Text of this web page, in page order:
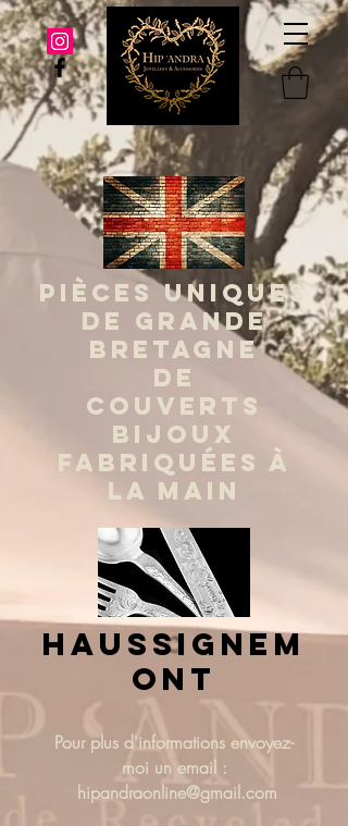
PIÈCES UNIQUES
DE GRANDE
BRETAGNE
DE
COUVERTS
BIJOUX
FABRIQUÉES À
LA MAIN
haussignem
ont
Pour plus d'informations envoyez-
moi un email :
hipandraonline@gmail.com